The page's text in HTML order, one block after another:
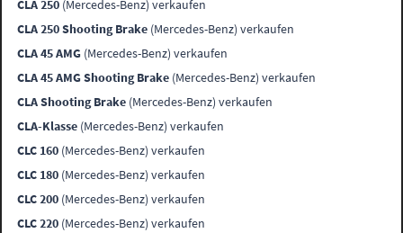
CLA 250 (Mercedes-Benz) verkaufen
CLA 250 Shooting Brake (Mercedes-Benz) verkaufen
CLA 45 AMG (Mercedes-Benz) verkaufen
CLA 45 AMG Shooting Brake (Mercedes-Benz) verkaufen
CLA Shooting Brake (Mercedes-Benz) verkaufen
CLA-Klasse (Mercedes-Benz) verkaufen
CLC 160 (Mercedes-Benz) verkaufen
CLC 180 (Mercedes-Benz) verkaufen
CLC 200 (Mercedes-Benz) verkaufen
CLC 220 (Mercedes-Benz) verkaufen